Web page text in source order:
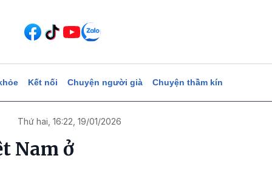
Kết nối Chuyện người già Chuyện thầm kín
Thứ hai, 16:22, 19/01/2026
Nam ở